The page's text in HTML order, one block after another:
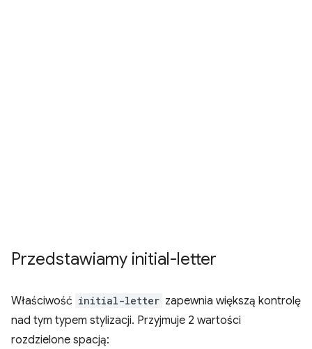
Przedstawiamy initial-letter
Właściwość initial-letter zapewnia większą kontrolę
nad tym typem stylizacji. Przyjmuje 2 wartości
rozdzielone spacją: